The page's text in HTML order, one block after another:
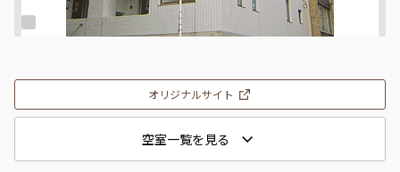
オリジナルサイト
空室一覧を見る